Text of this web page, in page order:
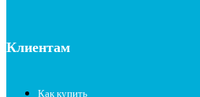
Клиентам
Как купить